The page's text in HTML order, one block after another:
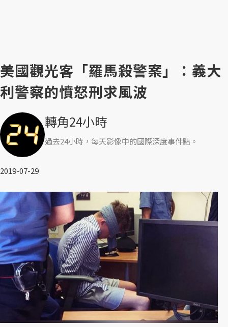
美國觀光客「羅馬殺警案」：義大
利警察的憤怒刑求風波
轉角24小時
過去24小時，每天影像中的國際深度事件點。
2019-07-29